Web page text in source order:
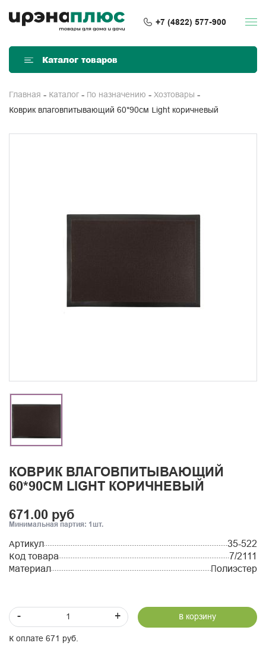
+7 (4822) 577-900
Каталог товаров
Главная Каталог По назначению
Хозтовары
Коврик влаговпитывающий 60*90см Light коричневый
КОВРИК ВЛАГОВПИТЫВАЮЩИЙ
60*90СМ LIGHT КОРИЧНЕВЫЙ
671.00 руб
Минимальная партия: 1шт.
Артикул
35-522
Код товара
7/2111
Материал
Полиэстер
- + В корзину
К оплате 671 руб.